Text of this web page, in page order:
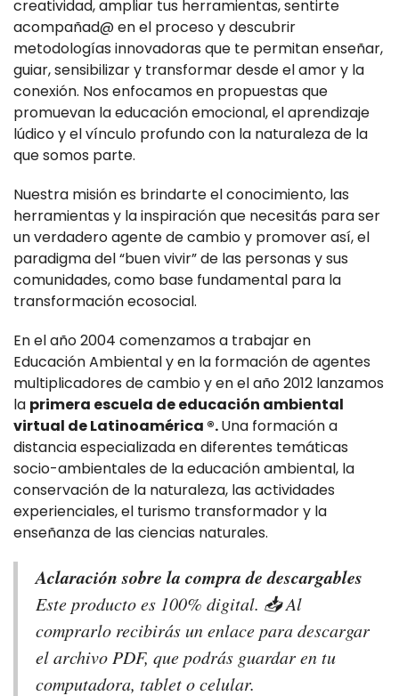
creatividad, ampliar tus herramientas, sentirte
acompañad@ en el proceso y descubrir
metodologías innovadoras que te permitan enseñar,
guiar, sensibilizar y transformar desde el amor y la
conexión. Nos enfocamos en propuestas que
promuevan la educación emocional, el aprendizaje
lúdico y el vínculo profundo con la naturaleza de la
que somos parte.
Nuestra misión es brindarte el conocimiento, las
herramientas y la inspiración que necesitás para ser
un verdadero agente de cambio y promover así, el
paradigma del “buen vivir” de las personas y sus
comunidades, como base fundamental para la
transformación ecosocial.
En el año 2004 comenzamos a trabajar en
Educación Ambiental y en la formación de agentes
multiplicadores de cambio y en el año 2012 lanzamos
la primera escuela de educación ambiental
virtual de Latinoamérica ®.Una formación a
distancia especializada en diferentes temáticas
socio-ambientales de la educación ambiental, la
conservación de la naturaleza, las actividades
experienciales, el turismo transformador y la
enseñanza de las ciencias naturales.
Aclaración sobre la compra de descargables
Este producto es 100% digital. 📥 Al
comprarlo recibirás un enlace para descargar
el archivo PDF, que podrás guardar en tu
computadora, tablet o celular.